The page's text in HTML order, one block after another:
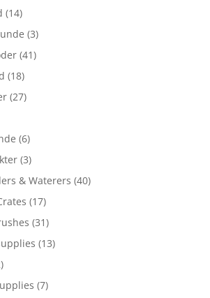
(14)
(3)
(41)
(18)
(27)
(6)
(3)
& Waterers (40)
(17)
(31)
(13)
(7)